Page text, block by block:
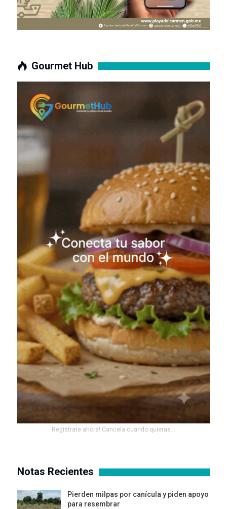
Gourmet Hub
Registrate ahora! Cancela cuando quieras...
Notas Recientes
Pierden milpas por canícula y piden apoyo
para resembrar